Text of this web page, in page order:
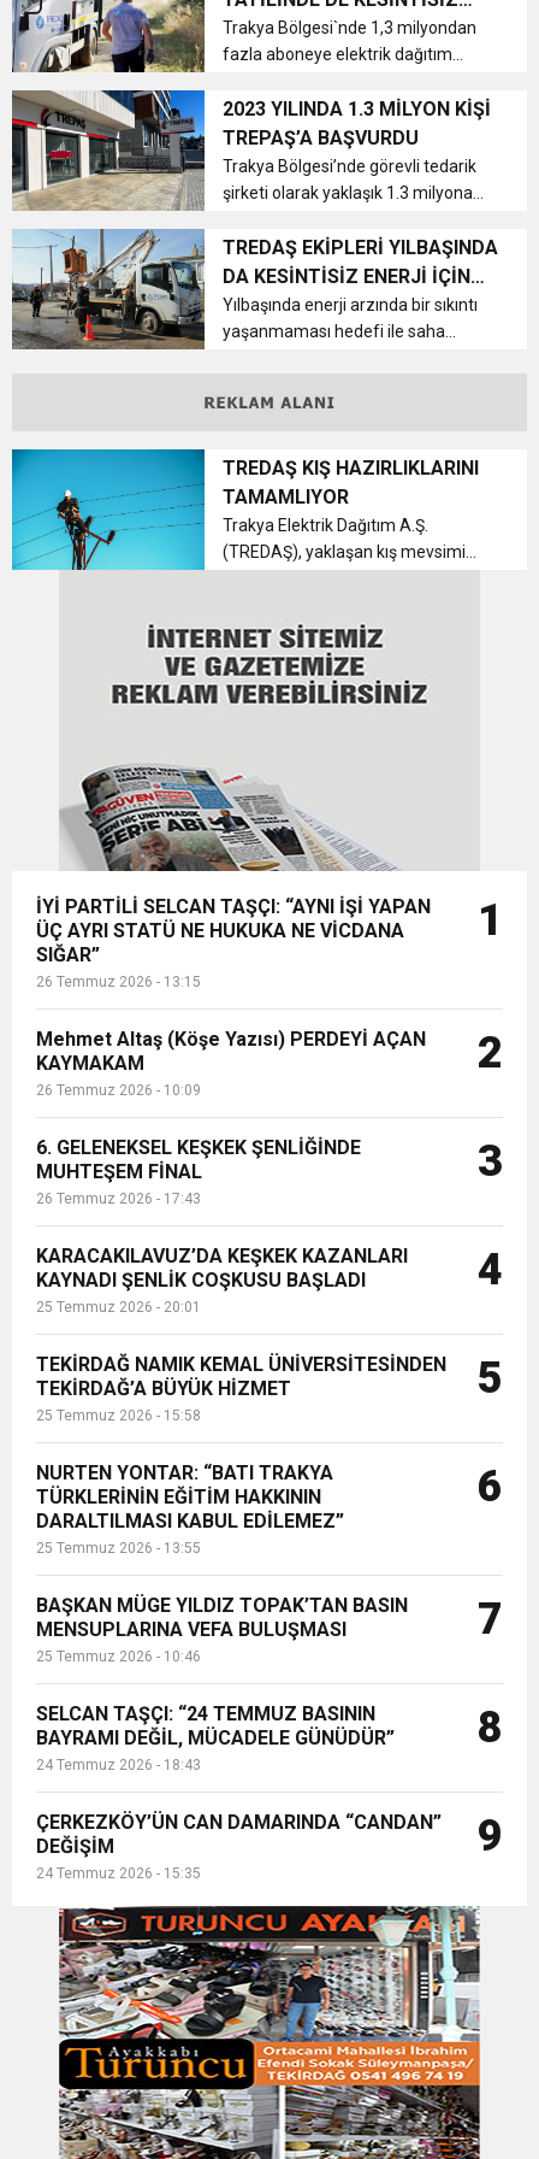
BAYRAMI DEĞİL, MÜCADELE GÜNÜDÜR”
15:35 ÇERKEZKÖY’ÜN CAN DAMARINDA “CANDAN”
DEĞİŞİM
12:32 YENİDEN REFAH PARTİSİ’NDE İKİ İLÇEYE İKİ
YENİ BAŞKAN ATANDI
17:43 6. GELENEKSEL KEŞKEK ŞENLİĞİNDE
MUHTEŞEM FİNAL
“Trakya bölgesindeki her 100
vatandaşın yüzd...
ENERJİ İÇİN SAHADA
Trakya Bölgesi`nde 1,3 milyondan
fazla aboneye elektrik dağıtım
Bayramı tatili boyunca, tüketicilerin
enerji konusunda sıkıntı
yaşamaması için 467 arıza onarım
ve bakım pe...
2023 YILINDA 1.3 MİLYON KİŞİ
TREPAŞ’A BAŞVURDU
Trakya Bölgesi’nde görevli tedarik
şirketi olarak yaklaşık 1.3 milyona
Trakya Elektrik Perakende Satış A.Ş.
(TREPAŞ), 2023 yılında Müşteri
Hizmetleri Merkezleri,E-Devlet, ...
TREDAŞ EKİPLERİ YILBAŞINDA
DA KESİNTİSİZ ENERJİ İÇİN
GÖREVDE
Yılbaşında enerji arzında bir sıkıntı
yaşanmaması hedefi ile saha
bakım personeli, 116 araç ile yeni yıl
TREDAŞ KIŞ HAZIRLIKLARINI
TAMAMLIYOR
Trakya Elektrik Dağıtım A.Ş.
(TREDAŞ), yaklaşan kış mevsimi
kapsamlı bakım ve onarım
çalışmalarını kesintisiz sürdürüyor.
Trakya Bölge...
İYİ PARTİLİ SELCAN TAŞÇI: “AYNI İŞİ YAPAN
ÜÇ AYRI STATÜ NE HUKUKA NE VİCDANA
SIĞAR”
26 Temmuz 2026 - 13:15
1
Mehmet Altaş (Köşe Yazısı) PERDEYİ AÇAN
KAYMAKAM
26 Temmuz 2026 - 10:09
2
6. GELENEKSEL KEŞKEK ŞENLİĞİNDE
MUHTEŞEM FİNAL
26 Temmuz 2026 - 17:43
3
KARACAKILAVUZ’DA KEŞKEK KAZANLARI
KAYNADI ŞENLİK COŞKUSU BAŞLADI
25 Temmuz 2026 - 20:01
4
TEKİRDAĞ NAMIK KEMAL ÜNİVERSİTESİNDEN
TEKİRDAĞ’A BÜYÜK HİZMET
25 Temmuz 2026 - 15:58
5
NURTEN YONTAR: “BATI TRAKYA
TÜRKLERİNİN EĞİTİM HAKKININ
DARALTILMASI KABUL EDİLEMEZ”
25 Temmuz 2026 - 13:55
6
BAŞKAN MÜGE YILDIZ TOPAK’TAN BASIN
MENSUPLARINA VEFA BULUŞMASI
25 Temmuz 2026 - 10:46
7
SELCAN TAŞÇI: “24 TEMMUZ BASININ
BAYRAMI DEĞİL, MÜCADELE GÜNÜDÜR”
24 Temmuz 2026 - 18:43
8
ÇERKEZKÖY’ÜN CAN DAMARINDA “CANDAN”
DEĞİŞİM
24 Temmuz 2026 - 15:35
9